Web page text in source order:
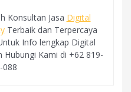
Konsultan Jasa Digital
Terbaik dan Terpercaya
Info lengkap Digital
Hubungi Kami di +62 819-
088